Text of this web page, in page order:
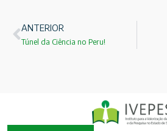
ANTERIOR
Túnel da Ciência no Peru!